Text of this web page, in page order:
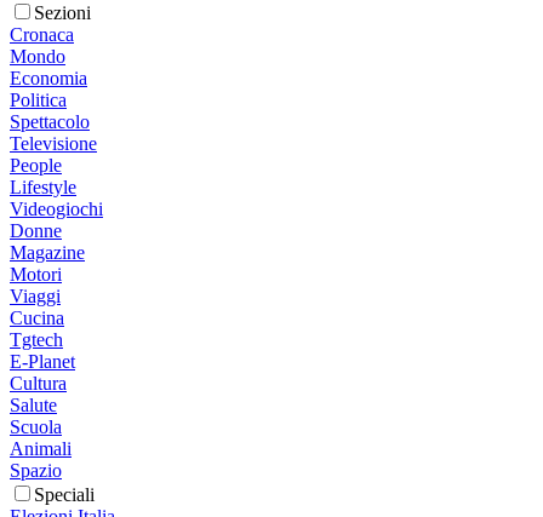
Sezioni
Cronaca
Mondo
Economia
Politica
Spettacolo
Televisione
People
Lifestyle
Videogiochi
Donne
Magazine
Motori
Viaggi
Cucina
Tgtech
E-Planet
Cultura
Salute
Scuola
Animali
Spazio
Speciali